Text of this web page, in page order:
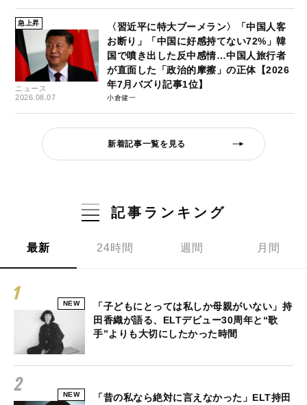
急上昇
ニュース
2026.08.07
〈習近平に特大ブーメラン〉「中国人客
お断り」「中国に好感持てない72%」韓
国で噴き出した反中感情…中国人旅行者
が直面した「政治的摩擦」の正体【2026
年7月バズり記事1位】
小倉健一
新着記事一覧を見る
記事ランキング
最新 24時間 週間 月間
NEW
「子どもにとっては私しか母親がいない」持
田香織が語る、ELTデビュー30周年と“歌
手”よりも大切にしたかった時間
NEW
「昔の私なら絶対に言えなかった」ELT持田